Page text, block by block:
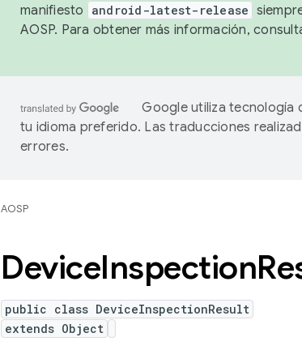
manifiesto
android-latest-release
AOSP. Para obtener más información,
Google utiliza tecnología
tu idioma preferido. Las traducciones
errores.
AOSP
DeviceInspection
public class DeviceInspectionResult
extends Object